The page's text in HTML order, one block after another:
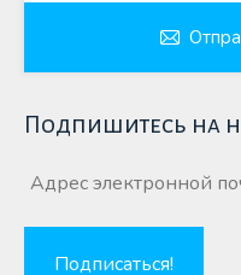
Подпишитесь на